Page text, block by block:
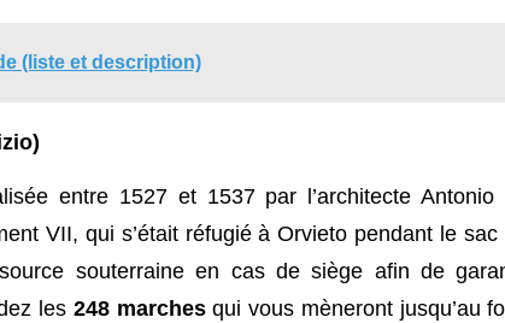
(liste et description)
entre 1527 et 1537 par l’architecte Antonio
VII, qui s’était réfugié à Orvieto pendant le sac
souterraine en cas de siège afin de
les 248 marchesqui vous mèneront jusqu’au